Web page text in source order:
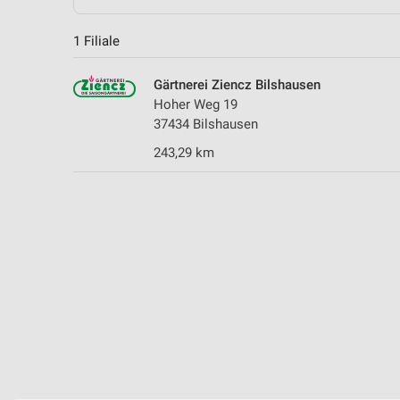
1 Filiale
Gärtnerei Ziencz Bilshausen
Hoher Weg 19
37434 Bilshausen
243,29 km